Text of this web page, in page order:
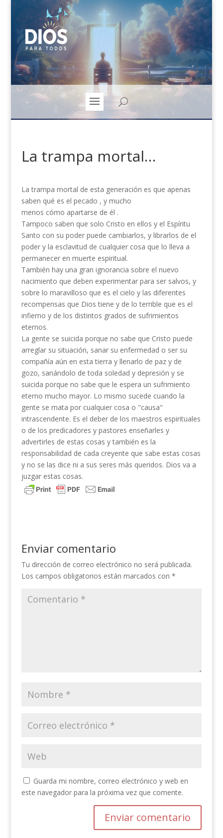
La trampa mortal…
La trampa mortal de esta generación es que apenas
saben qué es el pecado , y mucho
menos cómo apartarse de él .
Tampoco saben que solo Cristo en ellos y el Espíritu
Santo con su poder puede cambiarlos, y librarlos de el
poder y la esclavitud de cualquier cosa que lo lleva a
permanecer en muerte espiritual.
También hay una gran ignorancia sobre el nuevo
nacimiento que deben experimentar para ser salvos, y
sobre lo maravilloso que es el cielo y las diferentes
recompensas que Dios tiene y de lo terrible que es el
infierno y de los distintos grados de sufrimientos
eternos.
La gente se suicida porque no sabe que Cristo puede
arreglar su situación, sanar su enfermedad o ser su
compañía aún en esta tierra y llenarlo de paz y de
gozo, sanándolo de toda soledad y depresión y se
suicida porque no sabe que le espera un sufrimiento
eterno mucho mayor. Lo mismo sucede cuando la
gente se mata por cualquier cosa o "causa"
intrascendente. Es el deber de los maestros espirituales
o de los predicadores y pastores enseñarles y
advertirles de estas cosas y también es la
responsabilidad de cada creyente que sabe estas cosas
y no se las dice ni a sus seres más queridos. Dios va a
juzgar estas cosas.
Enviar comentario
Tu dirección de correo electrónico no será publicada.
Los campos obligatorios están marcados con *
Guarda mi nombre, correo electrónico y web en
este navegador para la próxima vez que comente.